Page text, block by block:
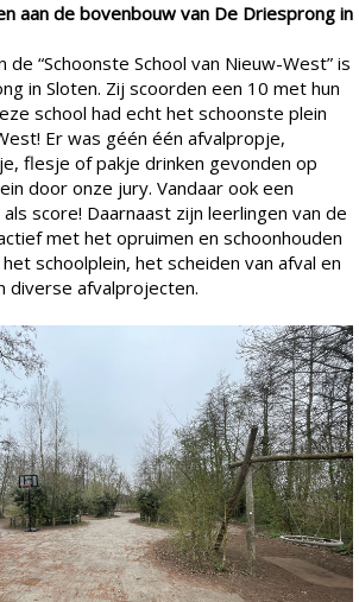
aan de bovenbouw van De Driesprong in
de “Schoonste School van Nieuw-West” is
in Sloten. Zij scoorden een 10 met hun
school had echt het schoonste plein
Er was géén één afvalpropje,
flesje of pakje drinken gevonden op
door onze jury. Vandaar ook een
score! Daarnaast zijn leerlingen van de
met het opruimen en schoonhouden
schoolplein, het scheiden van afval en
diverse afvalprojecten.